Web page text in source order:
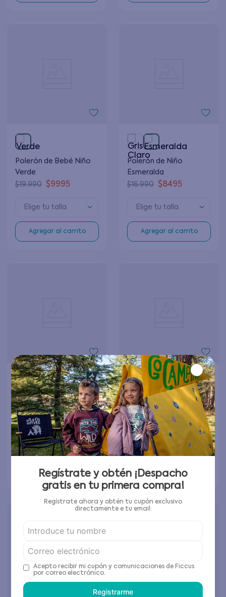
Polerón de Bebé Niño
Verde
$19.990 $9995
Elige tu talla
Agregar al carrito
Polerón de Niño
Esmeralda
$16.990 $8495
Elige tu talla
Agregar al carrito
Polerón de Niño Café
$ .990 8495
Elige tu talla
Agregar al carrito
Polerón de Niño Gris
Claro
$16.990 $ 8495
Elige tu talla
Agregar al carrito
Regístrate y obtén ¡Despacho
gratis en tu primera compra!
Regístrate ahora y obtén tu cupón exclusivo
directamente e tu email:
Acepto recibir mi cupón y comunicaciones de Ficcus
por correo electrónico.
Registrarme